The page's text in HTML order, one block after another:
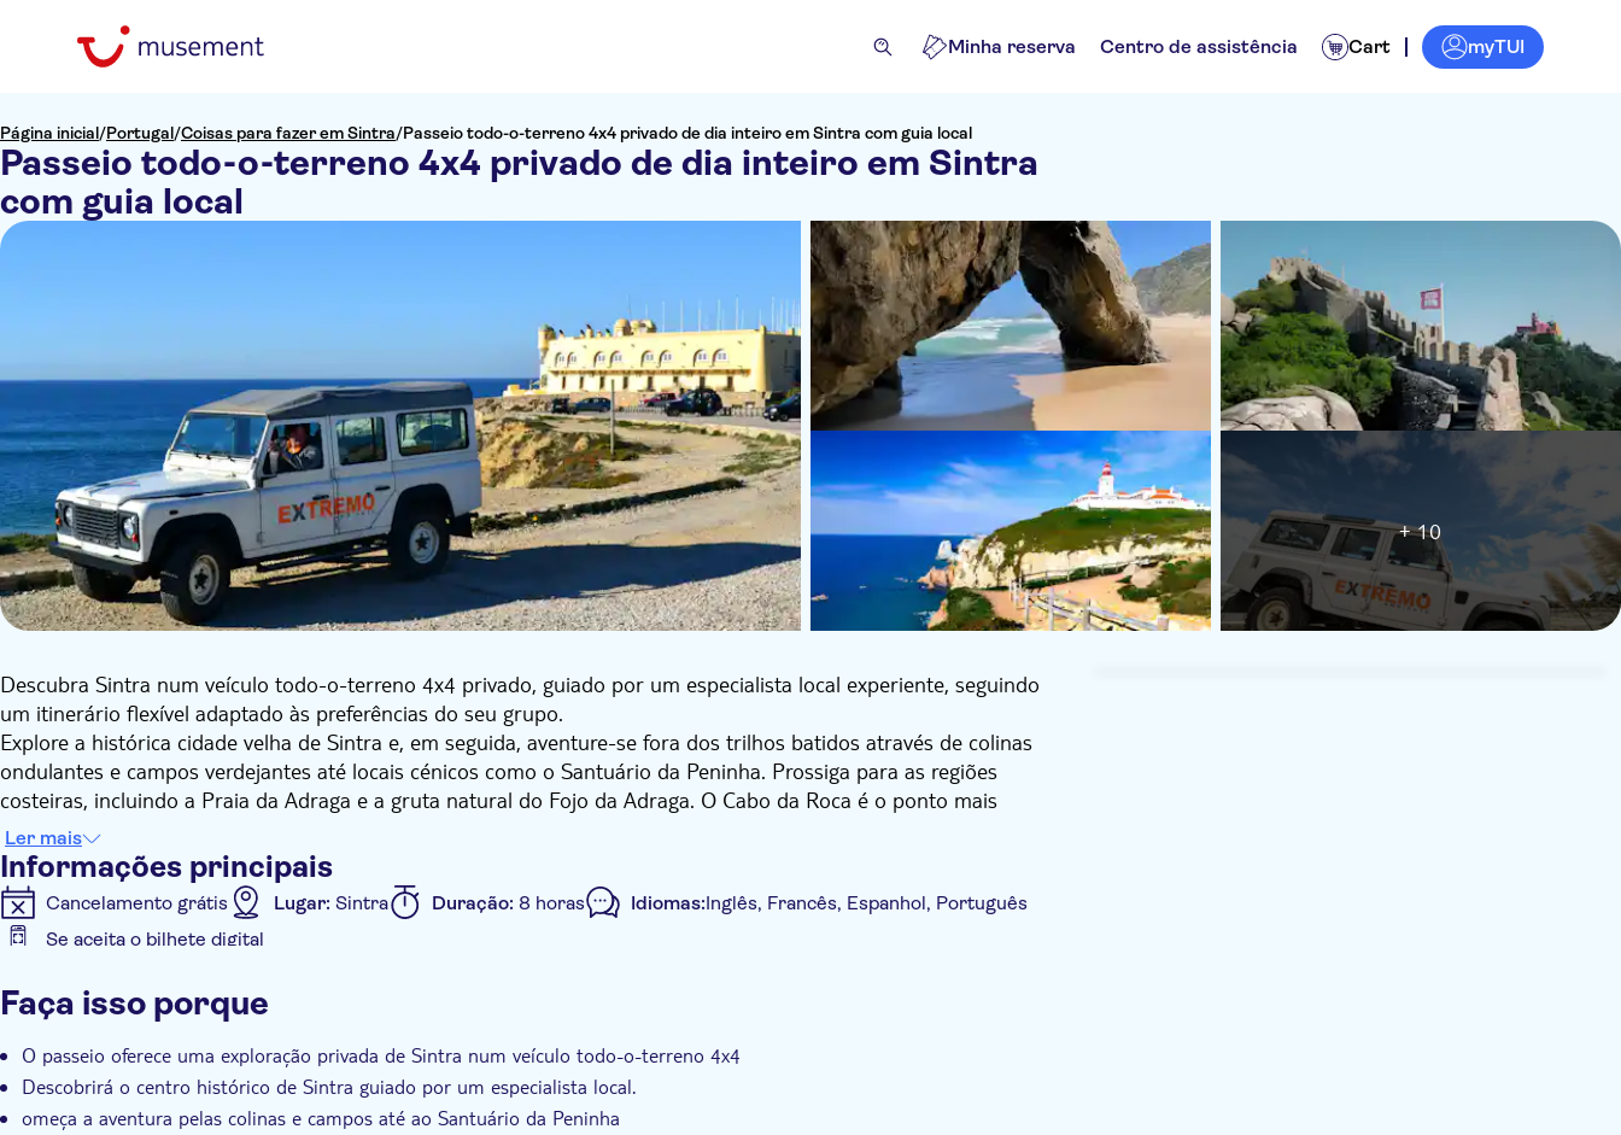
Minha reserva Centro de assistência Cart myTUI
Página inicial/Portugal/Coisas para fazer em Sintra/Passeio todo-o-terreno 4x4 privado de dia inteiro em Sintra com guia local
Passeio todo-o-terreno 4x4 privado de dia inteiro em Sintra
com guia local
+ 10
Descubra Sintra num veículo todo-o-terreno 4x4 privado, guiado por um especialista local experiente, seguindo
um itinerário flexível adaptado às preferências do seu grupo.
Explore a histórica cidade velha de Sintra e, em seguida, aventure-se fora dos trilhos batidos através de colinas
ondulantes e campos verdejantes até locais cénicos como o Santuário da Peninha. Prossiga para as regiões
costeiras, incluindo a Praia da Adraga e a gruta natural do Fojo da Adraga. O Cabo da Roca é o ponto mais
ocidental da Europa continental.
Este passeio exclusivo permite-lhe descobrir Sintra à vontade, com oportunidades para paragens para
fotografias e breves passeios. Inclui o conveniente serviço de recolha e entrega nas estações de comboios de
Sintra/Cascais.
Ler mais
Informações principais
Cancelamento grátis Lugar: Sintra Duração: 8 horas Idiomas:Inglês, Francês, Espanhol, Português
Se aceita o bilhete digital
Confirmação instantânea
Transporte incluído
Faça isso porque
O passeio oferece uma exploração privada de Sintra num veículo todo-o-terreno 4x4
Descobrirá o centro histórico de Sintra guiado por um especialista local.
omeça a aventura pelas colinas e campos até ao Santuário da Peninha